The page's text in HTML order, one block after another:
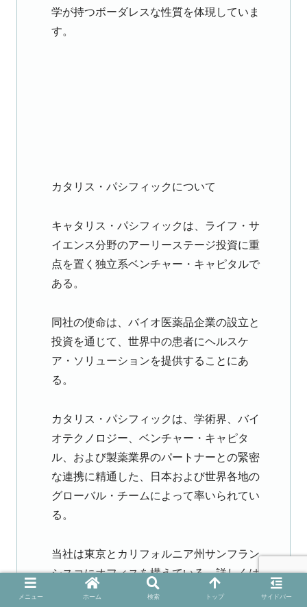
学が持つボーダレスな性質を体現していま
す。
カタリス・パシフィックについて
キャタリス・パシフィックは、ライフ・サ
イエンス分野のアーリーステージ投資に重
点を置く独立系ベンチャー・キャピタルで
ある。
同社の使命は、バイオ医薬品企業の設立と
投資を通じて、世界中の患者にヘルスケ
ア・ソリューションを提供することにあ
る。
カタリス・パシフィックは、学術界、バイ
オテクノロジー、ベンチャー・キャピタ
ル、および製薬業界のパートナーとの緊密
な連携に精通した、日本および世界各地の
グローバル・チームによって率いられてい
る。
当社は東京とカリフォルニア州サンフラン
シスコにオフィスを構えている。詳しくは
catalyspacific.comをご覧ください。
メニュー ホーム 検索 トップ サイドバー